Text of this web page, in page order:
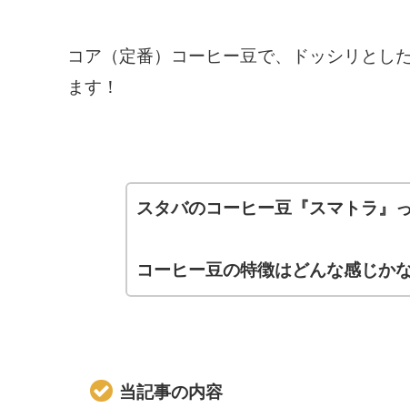
コア（定番）コーヒー豆で、ドッシリとし
ます！
スタバのコーヒー豆『スマトラ』
コーヒー豆の特徴はどんな感じか
当記事の内容